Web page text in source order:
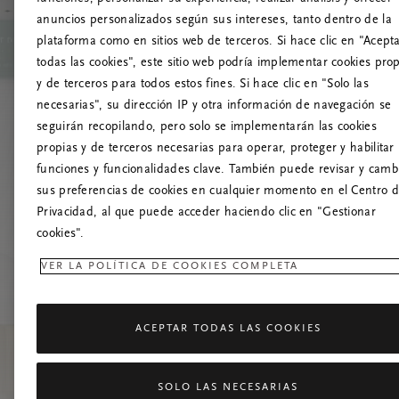
Prueba a
anuncios personalizados según sus intereses, tanto dentro de la
plataforma como en sitios web de terceros. Si hace clic en
todas las cookies", este sitio web podría implementar cookies
y de terceros para todos estos fines. Si hace clic en "Solo las
necesarias", su dirección IP y otra información de navegación se
seguirán recopilando, pero solo se implementarán las cookies
propias y de terceros necesarias para operar, proteger y habilitar
funciones y funcionalidades clave. También puede revisar y
sus preferencias de cookies en cualquier momento en el Centro
Privacidad, al que puede acceder haciendo clic en "Gestionar
cookies".
VER LA POLÍTICA DE COOKIES COMPLETA
ACEPTAR TODAS LAS COOKIES
SOLO LAS NECESARIAS